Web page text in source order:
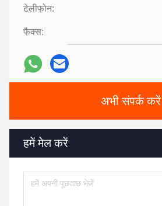
टेलीफोन:
फैक्स:
अभी संपर्क करें
हमें मेल करें